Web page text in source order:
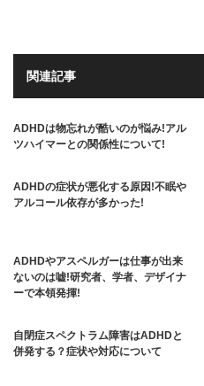
関連記事
ADHDは物忘れが酷いのが悩み!アル
ツハイマーとの関係性について!
ADHDの症状が悪化する原因!不眠や
アルコール依存が多かった!
ADHDやアスペルガーは仕事が出来
ないのは嘘!研究者、学者、デザイナ
ーで本領発揮!
自閉症スペクトラム障害はADHDと
併発する？症状や対応について